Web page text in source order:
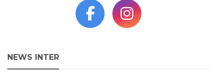
NEWS INTER